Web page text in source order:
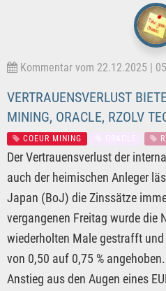
Kommentar vom 22.12.2025 |
VERTRAUENSVERLUST
MINING, ORACLE, RZOLV
COEUR MINING
Der Vertrauensverlust der
auch der heimischen Anleger
Japan (BoJ) die Zinssätze
vergangenen Freitag wurde die
wiederholten Male gestrafft
von 0,50 auf 0,75 %
Anstieg aus den Augen eines